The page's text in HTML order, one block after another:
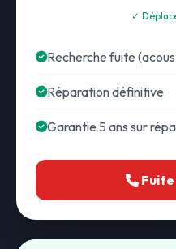
✓
Recherche fuite
Réparation définitive
Garantie 5 ans sur